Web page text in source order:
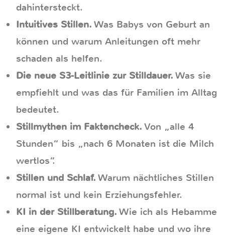
dahintersteckt.
Intuitives Stillen. Was Babys von Geburt an
können und warum Anleitungen oft mehr
schaden als helfen.
Die neue S3-Leitlinie zur Stilldauer. Was sie
empfiehlt und was das für Familien im Alltag
bedeutet.
Stillmythen im Faktencheck. Von „alle 4
Stunden“ bis „nach 6 Monaten ist die Milch
wertlos“.
Stillen und Schlaf. Warum nächtliches Stillen
normal ist und kein Erziehungsfehler.
KI in der Stillberatung. Wie ich als Hebamme
eine eigene KI entwickelt habe und wo ihre